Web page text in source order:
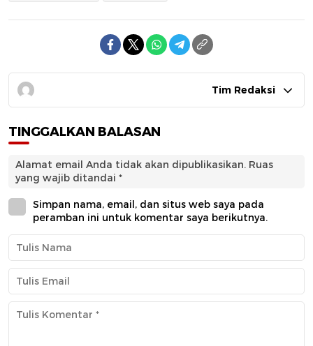
Tim Redaksi
TINGGALKAN BALASAN
Alamat email Anda tidak akan dipublikasikan. Ruas
yang wajib ditandai *
Simpan nama, email, dan situs web saya pada
peramban ini untuk komentar saya berikutnya.